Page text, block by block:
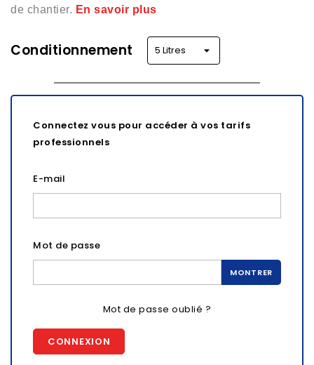
de chantier. En savoir plus
Conditionnement
Connectez vous pour accéder à vos tarifs
professionnels
E-mail
Mot de passe
MONTRER
Mot de passe oublié ?
CONNEXION